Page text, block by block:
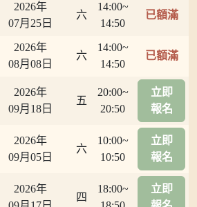
2026年
07月25日
六
14:00~
14:50
已額滿
2026年
08月08日
六
14:00~
14:50
已額滿
2026年
09月18日
五
20:00~
20:50
立即
報名
2026年
09月05日
六
10:00~
10:50
立即
報名
2026年
四
18:00~
立即